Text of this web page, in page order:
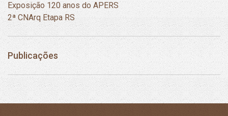
Exposição 120 anos do APERS
2ª CNArq Etapa RS
Publicações